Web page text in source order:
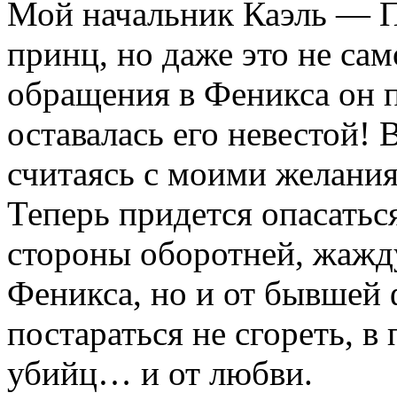
Мой начальник Каэль —
принц, но даже это не
обращения в Феникса он
оставалась его
считаясь с моими
Теперь придется
стороны оборотней,
Феникса, но и от бывшей
постараться не сгореть,
убийц… и от любви.